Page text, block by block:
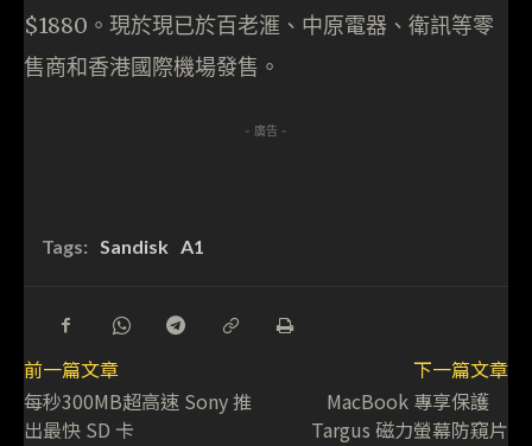
$1880。現於現已於百老滙、中原電器、衛訊等零
售商和香港國際機場發售。
- 廣告 -
Tags: Sandisk A1
前一篇文章
每秒300MB超高速 Sony 推
出最快 SD 卡
下一篇文章
MacBook 專享保護
Targus 磁力螢幕防窺片